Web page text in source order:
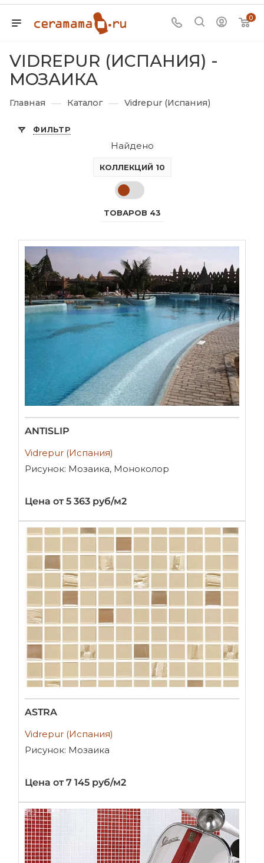
0
VIDREPUR (ИСПАНИЯ) -
МОЗАИКА
Главная — Каталог — Vidrepur (Испания)
ФИЛЬТР
Найдено
КОЛЛЕКЦИЙ 10
ТОВАРОВ 43
ANTISLIP
Vidrepur (Испания)
Рисунок: Мозаика, Моноколор
Цена от 5 363 руб/м2
ASTRA
Vidrepur (Испания)
Рисунок: Мозаика
Цена от 7 145 руб/м2